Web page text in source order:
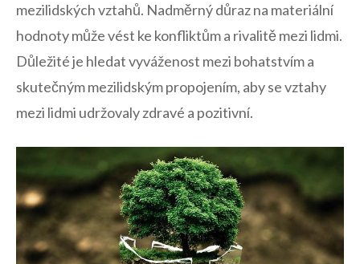
mezilidských vztahů. Nadměrný důraz na materiální
hodnoty může vést ke konfliktům a rivalitě mezi lidmi.
Důležité je hledat vyváženost mezi bohatstvím a
skutečným mezilidským propojením, aby se vztahy
mezi lidmi udržovaly zdravé a pozitivní.